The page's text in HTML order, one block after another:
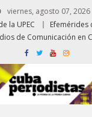
viernes, agosto 07, 2026
la UPEC
Efemérides
de Comunicación en